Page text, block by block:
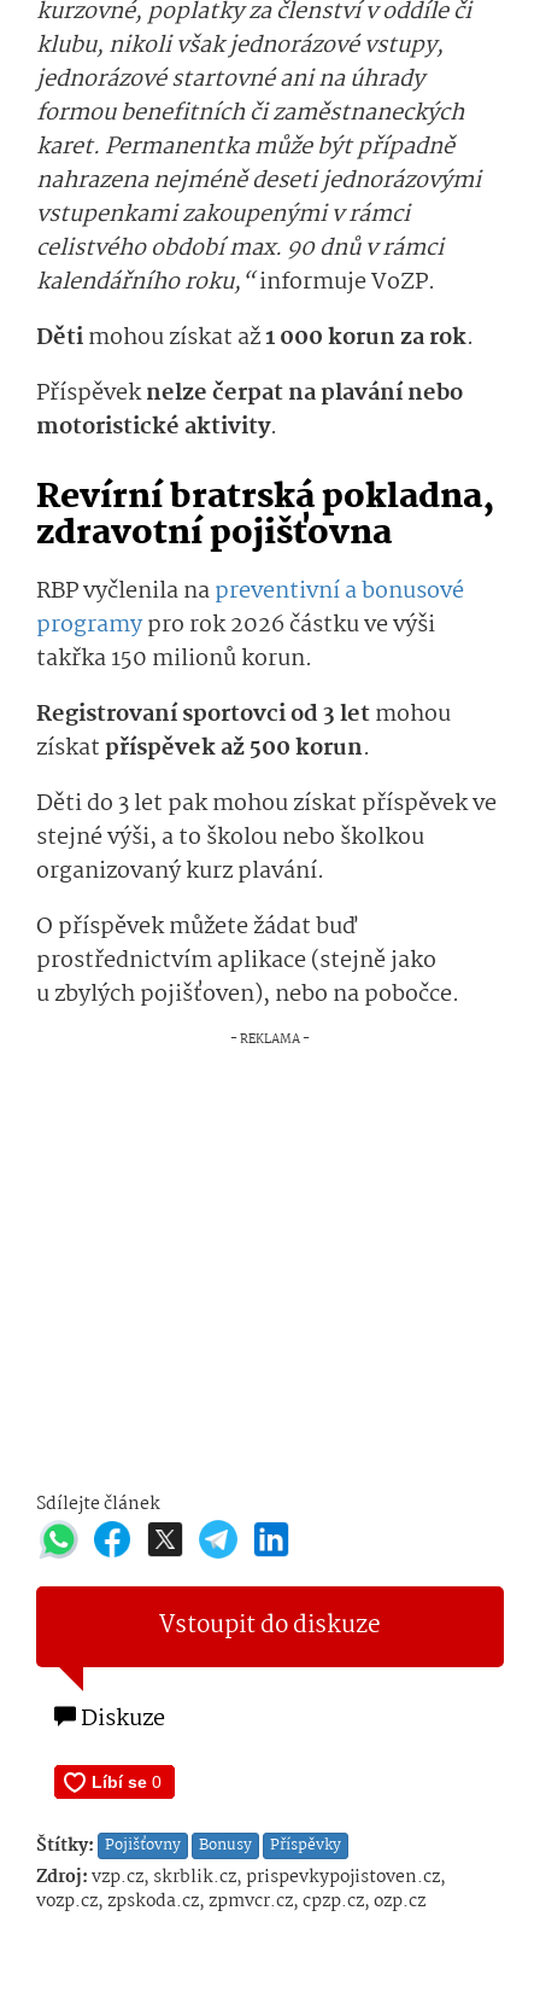
kurzovné, poplatky za členství v oddíle či
klubu, nikoli však jednorázové vstupy,
jednorázové startovné ani na úhrady
formou benefitních či zaměstnaneckých
karet. Permanentka může být případně
nahrazena nejméně deseti jednorázovými
vstupenkami zakoupenými v rámci
celistvého období max. 90 dnů v rámci
kalendářního roku,“informuje VoZP.
Dětimohou získat až1 000 korun za rok.
Příspěveknelze čerpat na plavání nebo
motoristické aktivity.
Revírní bratrská pokladna,
zdravotní pojišťovna
RBP vyčlenila napreventivní a bonusové
programypro rok 2026 částku ve výši
takřka 150 milionů korun.
Registrovaní sportovci od 3 letmohou
získatpříspěvek až 500 korun.
Děti do 3 let pak mohou získat příspěvek ve
stejné výši, a to školou nebo školkou
organizovaný kurz plavání.
O příspěvek můžete žádat buď
prostřednictvím aplikace (stejně jako
u zbylých pojišťoven), nebo na pobočce.
Sdílejte článek
Vstoupit do diskuze
Diskuze
Štítky: Pojišťovny Bonusy Příspěvky
Zdroj:vzp.cz, skrblik.cz, prispevkypojistoven.cz,
vozp.cz, zpskoda.cz, zpmvcr.cz, cpzp.cz, ozp.cz